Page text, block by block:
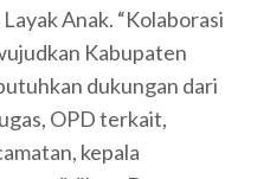
Anak. “Kolaborasi
Kabupaten
dukungan dari
OPD terkait,
kepala